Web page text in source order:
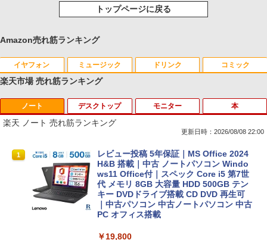
トップページに戻る
Amazon売れ筋ランキング
イヤフォン
Anker Soundcore P40i オフホワイト
￥7,990
Anker Soundcore P31i ブラック
￥5,990
ミュージック
BRUCE WAYNE feat. Flo Milli, ATL Jacob
[Explicit]
BRUCE WAYNE feat. Flo Milli, ATL Jacob
[Explicit]
￥250
ドリンク
by Amazon 天然水 ラベルレス 500ml ×24本
富士山の天然水 バナジウム含有 水 ミネラル
ウォーター ペットボトル 静岡県産 500ミリリ
￥1,380
【Amazon.co.jp限定】 い・ろ・は・す 2L P
ET ラベルレス ×8本
コミック
薬屋のひとりごと 17巻 (デジタル版ビッグガ
ンガンコミックス)
異世界居酒屋「のぶ」(22) (角川コミックス・
エース)
￥832
楽天市場 売れ筋ランキング
ノート
楽天 ノート 売れ筋ランキング
更新日時：2026/08/08 22:00
1
レビュー投稿 5年保証｜MS Office 2024
H&B 搭載｜中古 ノートパソコン Windo
ws11 Office付｜スペック Core i5 第7世
代 メモリ 8GB 大容量 HDD 500GB テン
キー DVDドライブ搭載 CD DVD 再生可
｜中古パソコン 中古ノートパソコン 中古
PC オフィス搭載
￥19,800
デスクトップ モニター 本